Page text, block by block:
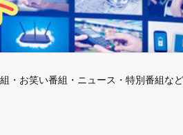
・お笑い番組・ニュース・特別番組な